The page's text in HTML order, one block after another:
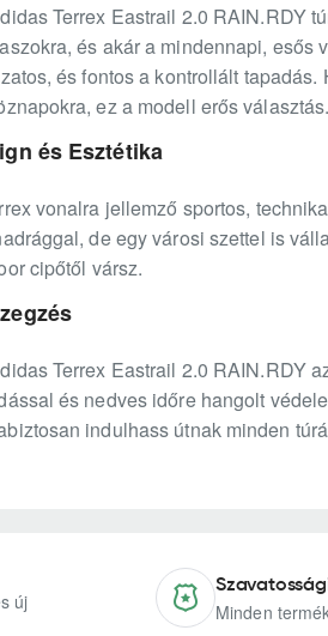
Terrex Eastrail 2.0 RAIN.RDY
és akár a mindennapi, esős
és fontos a kontrollált
ez a modell erős választás.
és Esztétika
vonalra jellemző sportos,
de egy városi szettel is
cipőtől vársz.
Terrex Eastrail 2.0 RAIN.RDY
és nedves időre hangolt
indulhass útnak minden
új
Minden